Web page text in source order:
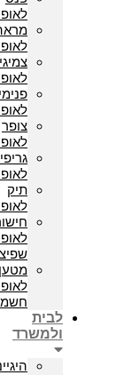
לאופניים
מראה
לאופניים
צמיגים
לאופניים
פנימית
לאופניים
צופר
לאופניים
גריפים
לאופניים
תיק
לאופניים
חישורים
לאופניים
שפיצים
מטען
לאופניים
חשמליים
לבית
ולמשרד
היגיינה